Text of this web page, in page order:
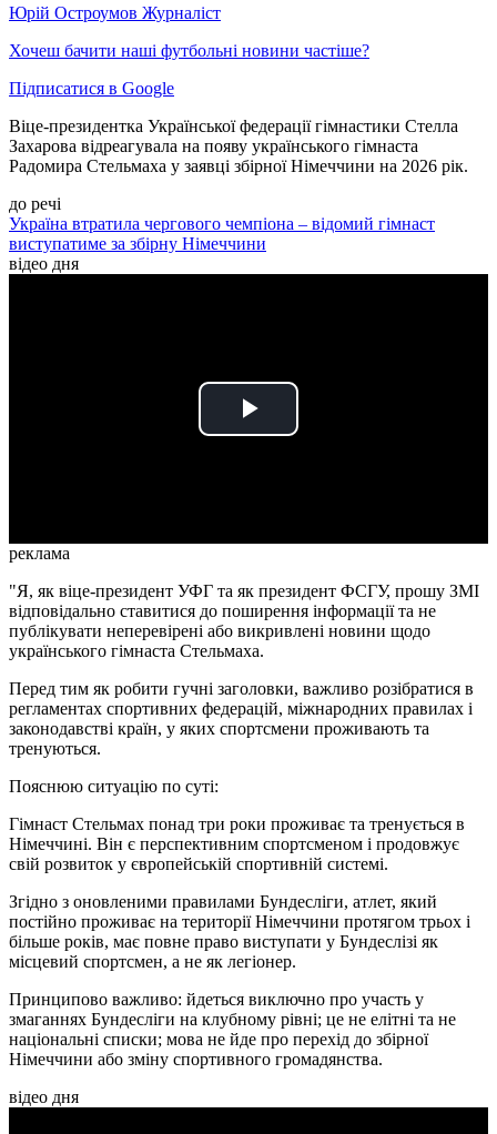
Юрій Остроумов Журналіст
Хочеш бачити наші футбольні новини частіше?
Підписатися в Google
Віце-президентка Української федерації гімнастики Стелла
Захарова відреагувала на появу українського гімнаста
Радомира Стельмаха у заявці збірної Німеччини на 2026 рік.
до речі
Україна втратила чергового чемпіона – відомий гімнаст
виступатиме за збірну Німеччини
відео дня
Play
реклама
"Я, як віце-президент УФГ та як президент ФСГУ, прошу ЗМІ
відповідально ставитися до поширення інформації та не
публікувати неперевірені або викривлені новини щодо
українського гімнаста Стельмаха.
Перед тим як робити гучні заголовки, важливо розібратися в
регламентах спортивних федерацій, міжнародних правилах і
законодавстві країн, у яких спортсмени проживають та
тренуються.
Пояснюю ситуацію по суті:
Гімнаст Стельмах понад три роки проживає та тренується в
Німеччині. Він є перспективним спортсменом і продовжує
свій розвиток у європейській спортивній системі.
Згідно з оновленими правилами Бундесліги, атлет, який
постійно проживає на території Німеччини протягом трьох і
більше років, має повне право виступати у Бундеслізі як
місцевий спортсмен, а не як легіонер.
Принципово важливо: йдеться виключно про участь у
змаганнях Бундесліги на клубному рівні; це не елітні та не
національні списки; мова не йде про перехід до збірної
Німеччини або зміну спортивного громадянства.
відео дня